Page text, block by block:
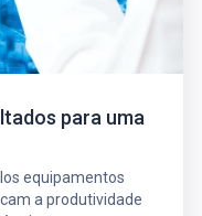
para uma
equipamentos
a produtividade